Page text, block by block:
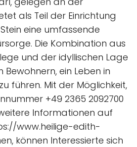
als Teil der Einrichtung
eine umfassende
Die Kombination aus
und der idyllischen Lage
ein Leben in
führen. Mit der Möglichkeit,
+49 2365 2092700
Informationen auf
www.heilige-edith-
können Interessierte sich